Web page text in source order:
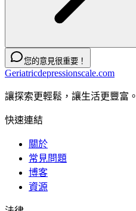
您的意見很重要！
Geriatricdepressionscale.com
讓探索更輕鬆，讓生活更豐富。
快速連結
關於
常見問題
博客
資源